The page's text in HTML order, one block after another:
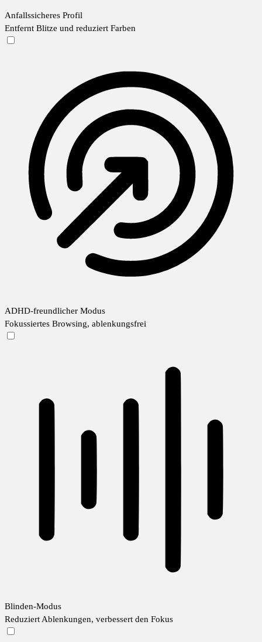
Anfallssicheres Profil
Entfernt Blitze und reduziert Farben
ADHD-freundlicher Modus
Fokussiertes Browsing, ablenkungsfrei
Blinden-Modus
Reduziert Ablenkungen, verbessert den Fokus